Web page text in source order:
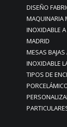
DISEÑO
MAQUINARIA
INOXIDABLE
MADRID
MESAS
INOXIDABLE
TIPOS DE